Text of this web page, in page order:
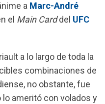
a Marc-André
el Main Carddel UFC
a lo largo de toda la
combinaciones de
no obstante, fue
ameritó con volados y